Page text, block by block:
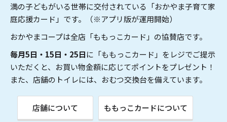
満の子どもがいる世帯に交付されている「おかやま子育て家
庭応援カード」です。（※アプリ版が運用開始）
おかやまコープは全店「ももっこカード」の協賛店です。
毎月5日・15日・25日に「ももっこカード」をレジでご提示
いただくと、お買い物金額に応じてポイントをプレゼント！
また、店舗のトイレには、おむつ交換台を備えています。
店舗について ももっこカードについて